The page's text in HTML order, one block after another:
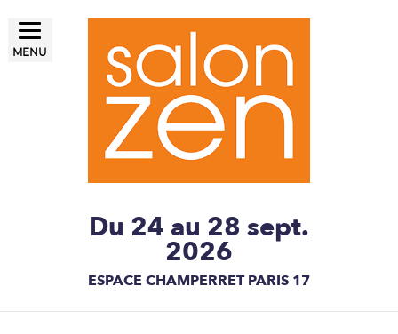
Du 24 au 28 sept.
2026
ESPACE CHAMPERRET PARIS 17
MENU